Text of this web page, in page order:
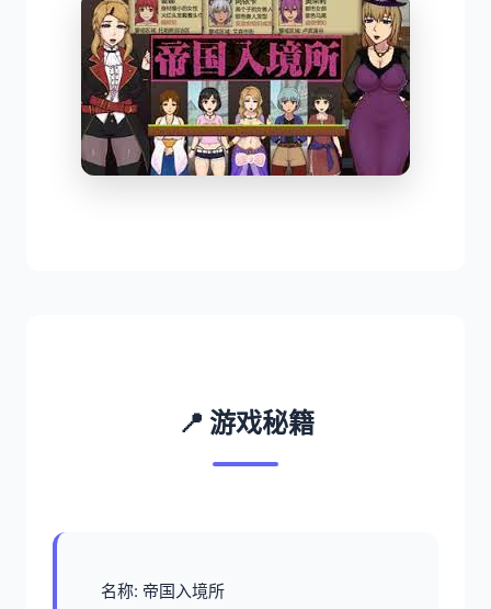
📍 游戏秘籍
名称: 帝国入境所